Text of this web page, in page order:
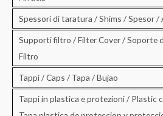
Spessori di taratura / Shims / Spesor /
Supporti filtro / Filter Cover / Soporte
Filtro
Tappi / Caps / Tapa / Bujao
Tappi in plastica e protezioni / Plastic